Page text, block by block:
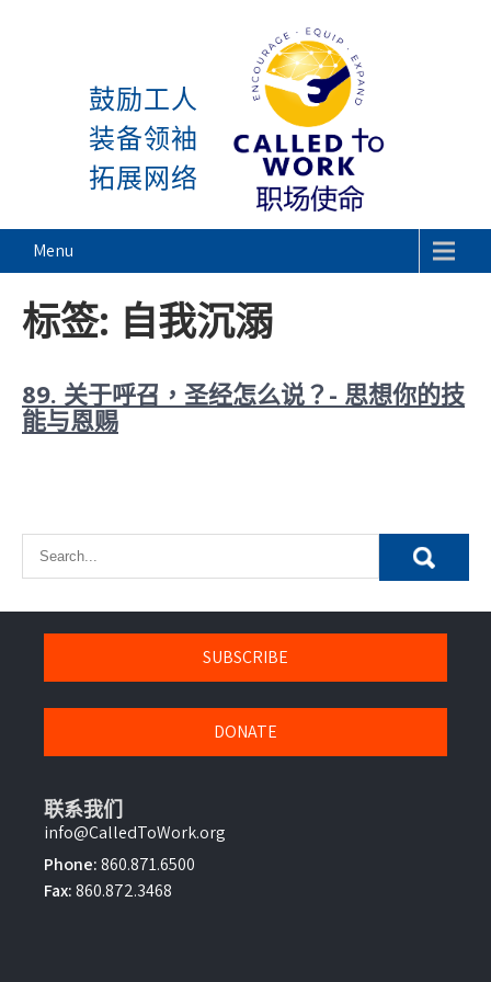
Called To Work
鼓励工人
装备领袖
拓展网络
Menu
标签: 自我沉溺
89. 关于呼召，圣经怎么说？- 思想你的技
能与恩赐
SUBSCRIBE
DONATE
联系我们
info@CalledToWork.org
Phone:860.871.6500
Fax:860.872.3468